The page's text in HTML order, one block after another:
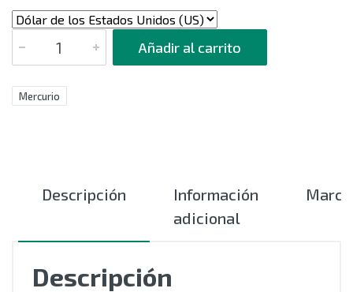
CANTIDAD
Añadir al carrito
Mercurio
Descripción
Información
adicional
Marca
Descripción